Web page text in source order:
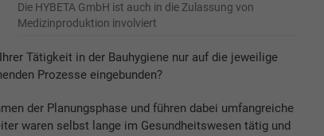
Die HYBETA GmbH ist auch in die Zulassung von
Medizinproduktion involviert
Tätigkeit in der Bauhygiene nur auf die jeweilige
Prozesse eingebunden?
der Planungsphase und führen dabei umfangreiche
waren selbst lange im Gesundheitswesen tätig und